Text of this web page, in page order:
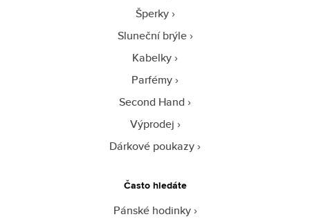
Šperky
Sluneční brýle
Kabelky
Parfémy
Second Hand
Výprodej
Dárkové poukazy
Často hledáte
Pánské hodinky